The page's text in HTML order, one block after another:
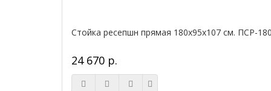
Стойка ресепшн прямая 180х95х107 см. ПСР-
24 670 р.